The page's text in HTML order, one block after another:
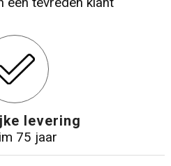
een tevreden klant
levering
75 jaar